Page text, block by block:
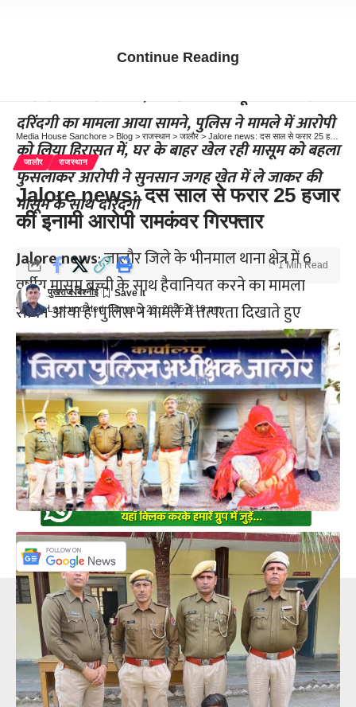
जालौर भीनमाल थाना क्षेत्र में 6 वर्षीय मासूम बच्ची के साथ
दरिंदगी का मामला आया सामने, पुलिस ने मामले में आरोपी
को लिया हिरासत में, घर के बाहर खेल रही मासूम को बहला
फुसलाकर आरोपी ने सुनसान जगह खेत में ले जाकर की
मासूम के साथ दरिंदगी
Jalore news: जालौर जिले के भीनमाल थाना क्षेत्र में 6
वर्षीय मासूम बच्ची के साथ हैवानियत करने का मामला
सामने आया है।पुलिस ने मामले में तत्परता दिखाते हुए
आरोपी को हिरासत में लिया है। पुलिस के अनुसार थाना क्षेत्र
के एक गांव निवासी नाबालिक बच्ची के परिजनों ने पुलिस
थाने में 27 जनवरी को मामला दर्ज करवाया कि घर के बाहर
खेल रही नाबालिग मासूम बच्ची को आरोपी बहला
फुसलाकर आरोपी कर सुनसान जगह ले गया जहां मासूम
बच्ची के साथ दरिंदगी की।
Continue Reading
Media House Sanchore > Blog > राजस्थान> जालौर> Jalore news: दस साल से फरार 25 हजार की इनामी आरोपी रामकंवर गिरफ्तार
जालौर राजस्थान
Jalore news: दस साल से फरार 25 हजार
की इनामी आरोपी रामकंवर गिरफ्तार
Last updated: January 28, 2025 4:19 pm
पुखराज बिश्नोई
1 Min Read